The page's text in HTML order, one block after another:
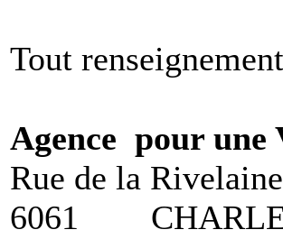
Tout
Agence pour une
Rue de la
6061